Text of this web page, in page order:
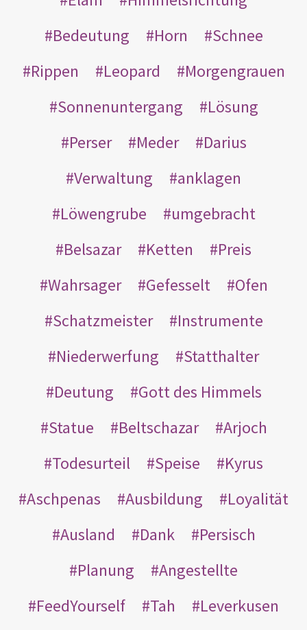
Bedeutung
Horn
Schnee
Rippen
Leopard
Morgengrauen
Sonnenuntergang
Lösung
Perser
Meder
Darius
Verwaltung
anklagen
Löwengrube
umgebracht
Belsazar
Ketten
Preis
Wahrsager
Gefesselt
Ofen
Schatzmeister
Instrumente
Niederwerfung
Statthalter
Deutung
Gott des Himmels
Statue
Beltschazar
Arjoch
Todesurteil
Speise
Kyrus
Aschpenas
Ausbildung
Loyalität
Ausland
Dank
Persisch
Planung
Angestellte
FeedYourself
Tah
Leverkusen